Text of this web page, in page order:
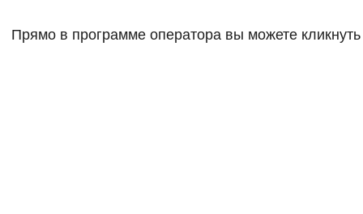
Прямо в программе оператора вы можете